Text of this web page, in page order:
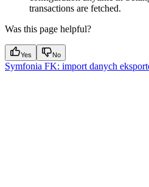
transactions are fetched.
Was this page helpful?
Yes No
Symfonia FK: import danych